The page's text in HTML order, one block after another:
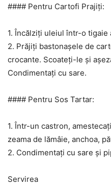
#### Pentru Cartofi Prajiți:
1. Încălziți uleiul într-o tigaie
2. Prăjiți bastonașele de
crocante. Scoateți-le și
Condimentați cu sare.
#### Pentru Sos Tartar:
1. Într-un castron,
zeama de lămâie, anchoa,
2. Condimentați cu sare și
Servirea